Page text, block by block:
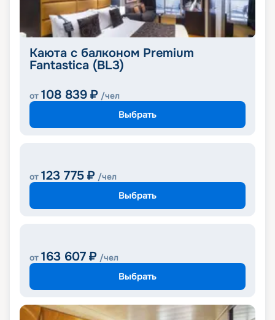
Каюта с балконом Premium
Fantastica (BL3)
от 108 839 ₽ /чел
Выбрать
от 123 775 ₽ /чел
Выбрать
от 163 607 ₽ /чел
Выбрать